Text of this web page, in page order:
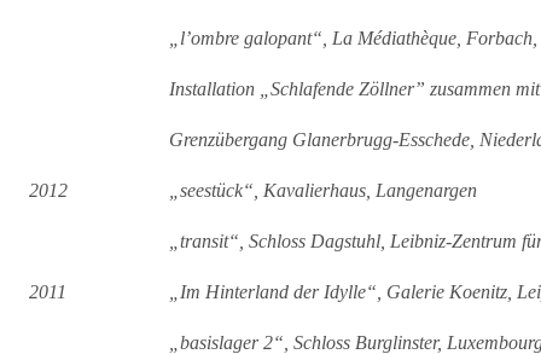
„l’ombre galopant“, La Médiathèque,
Installation „Schlafende Zöllner” zusammen
Grenzübergang Glanerbrugg-Esschede,
2012 „seestück“, Kavalierhaus, Langenargen
„transit“, Schloss Dagstuhl, Leibniz-Zentrum
2011 „Im Hinterland der Idylle“, Galerie Koenitz,
„basislager 2“, Schloss Burglinster,